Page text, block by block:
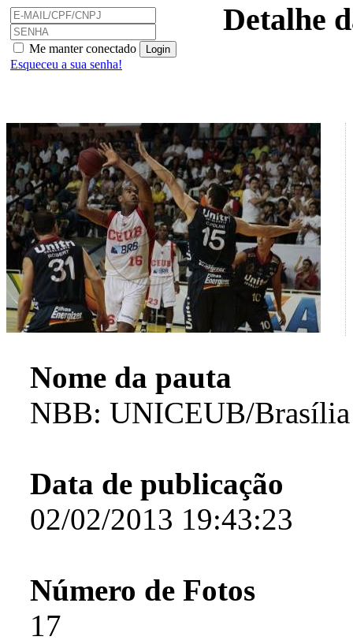
Me manter conectado
Esqueceu a sua senha!
Detalhe
Nome da pauta
NBB: UNICEUB/
Data de publicação
02/02/2013 19:43:23
Número de Fotos
17